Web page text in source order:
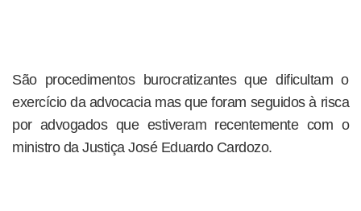
São procedimentos burocratizantes que dificultam o
exercício da advocacia mas que foram seguidos à risca
por advogados que estiveram recentemente com o
ministro da Justiça José Eduardo Cardozo.